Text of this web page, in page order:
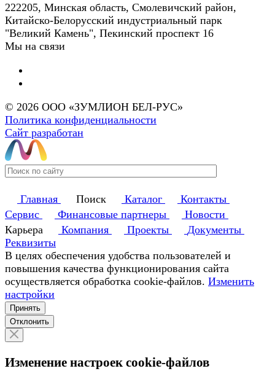
222205, Минская область, Смолевичский район,
Китайско-Белорусский индустриальный парк
"Великий Камень", Пекинский проспект 16
Мы на связи
© 2026 ООО «ЗУМЛИОН БЕЛ-РУС»
Политика конфиденциальности
Сайт разработан
Главная Поиск Каталог
Контакты
Сервис
Финансовые партнеры
Новости
Карьера
Компания Проекты
Документы
Реквизиты
В целях обеспечения удобства пользователей и
повышения качества функционирования сайта
осуществляется обработка сookiе-файлов. Изменить
настройки
Принять
Отклонить
Изменение настроек cookie-файлов